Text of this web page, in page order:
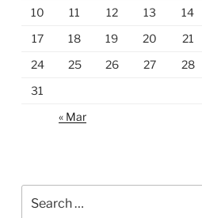
10
11 12 13 14
17
18 19 20 21
24
25 26 27 28
31
« Mar
for: